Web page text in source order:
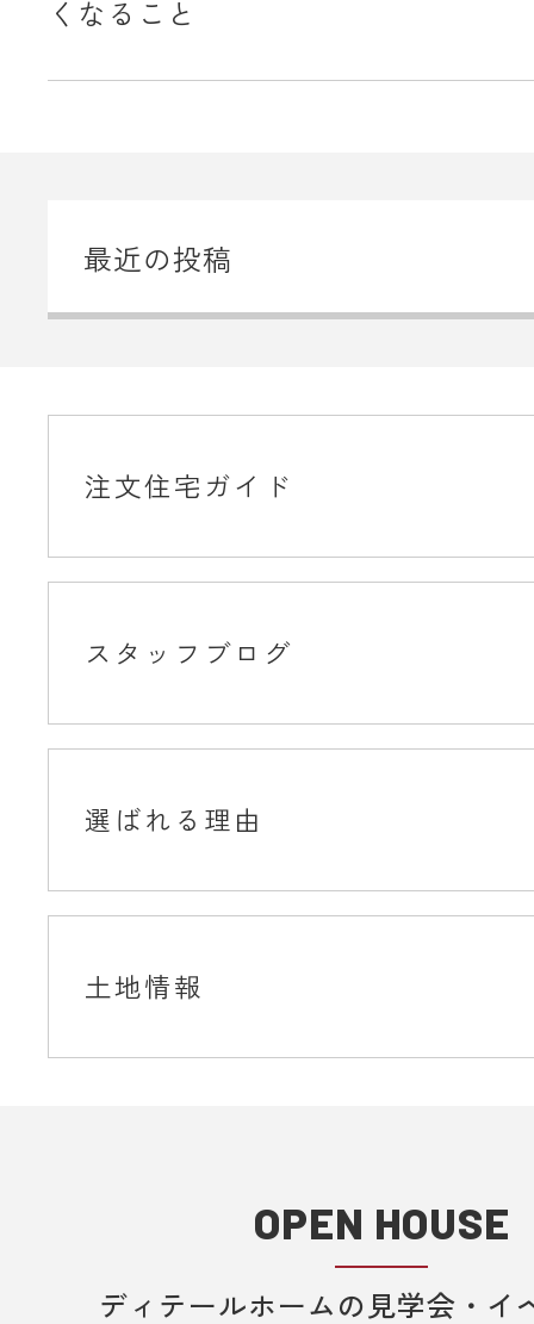
くなること
最近の投稿
注文住宅ガイド
スタッフブログ
選ばれる理由
土地情報
OPEN HOUSE
ディテールホームの見学会・イ